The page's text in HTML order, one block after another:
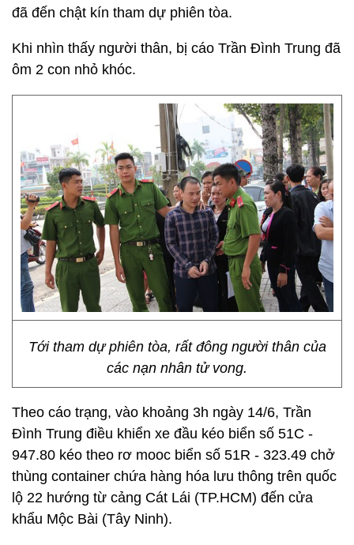
đã đến chật kín tham dự phiên tòa.
Khi nhìn thấy người thân, bị cáo Trần Đình Trung đã
ôm 2 con nhỏ khóc.
Tới tham dự phiên tòa, rất đông người thân của
các nạn nhân tử vong.
Theo cáo trạng, vào khoảng 3h ngày 14/6, Trần
Đình Trung điều khiển xe đầu kéo biển số 51C -
947.80 kéo theo rơ mooc biển số 51R - 323.49 chở
thùng container chứa hàng hóa lưu thông trên quốc
lộ 22 hướng từ cảng Cát Lái (TP.HCM) đến cửa
khẩu Mộc Bài (Tây Ninh).